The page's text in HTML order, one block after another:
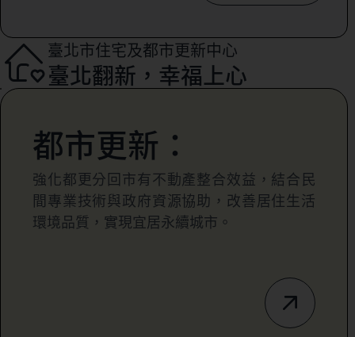
臺北市住宅及都市更新中心
臺北翻新，幸福上心
都市更新：
強化都更分回市有不動產整合效益，結合民
間專業技術與政府資源協助，改善居住生活
環境品質，實現宜居永續城市。